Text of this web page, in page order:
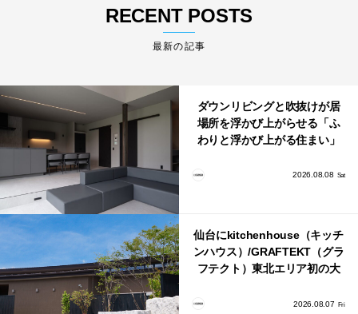
RECENT POSTS
最新の記事
ダウンリビングと吹抜けが居
場所を浮かび上がらせる「ふ
わりと浮かび上がる住まい」
2026.08.08 Sat
仙台にkitchenhouse（キッチ
ンハウス）/GRAFTEKT（グラ
フテクト）東北エリア初の大
2026.08.07 Fri